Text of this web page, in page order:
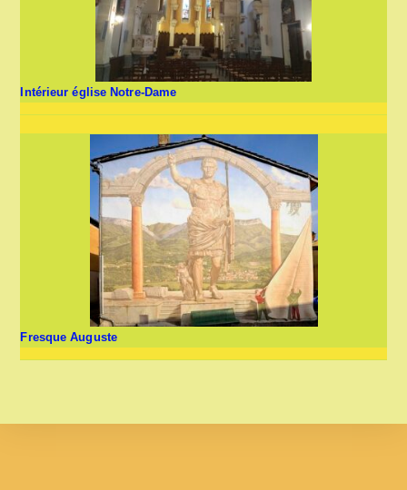
Intérieur église Notre-Dame
Fresque Auguste